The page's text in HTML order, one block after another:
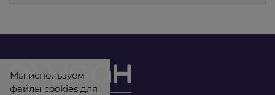
Мы используем
файлы cookies для